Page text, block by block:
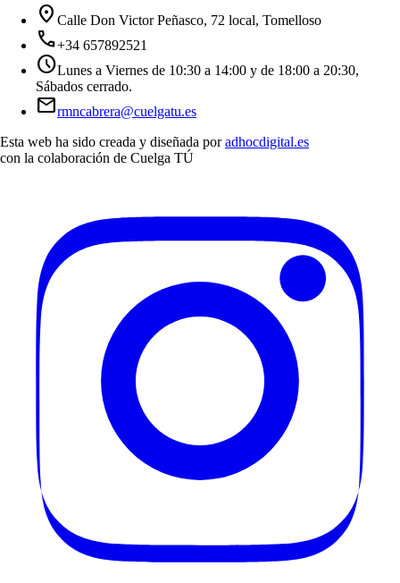
location_on Calle Don Victor Peñasco, 72 local, Tomelloso
call+34 657892521
scheduleLunes a Viernes de 10:30 a 14:00 y de 18:00 a 20:30,
Sábados cerrado.
mailrmncabrera@cuelgatu.es
Esta web ha sido creada y diseñada por adhocdigital.es
con la colaboración de Cuelga TÚ